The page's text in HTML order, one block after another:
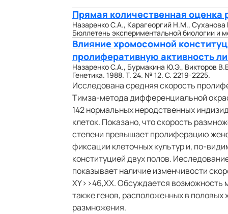
Прямая количественная оценка
Назаренко С.А., Карагеоргий Н.М.,
Бюллетень экспериментальной биологии и
Влияние хромосомной
пролиферативную активность
Назаренко С.А., Бурмакина Ю.Э., Викторов
Генетика. 1988. Т. 24. № 12. С. 2219-2225.
Исследована средняя скорость
Тимза-метода дифференциальной
142 нормальных неродственных
клеток. Показано, что скорость
степени превышает пролиферацию
фиксации клеточных культур и, по-
конституцией двух полов.
показывает наличие изменчивости
ХY>>46,ХХ. Обсуждается возможность
также генов, расположенных в
размножения.